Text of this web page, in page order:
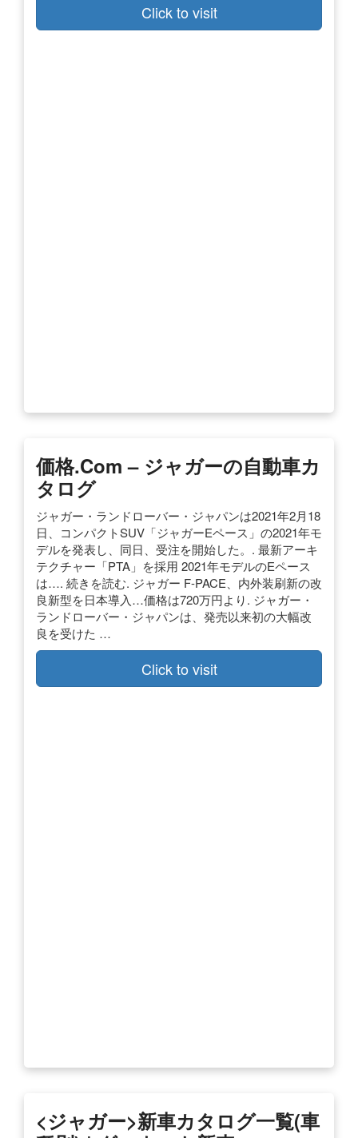
Click to visit
価格.com – ジャガーの自動車カ
タログ
ジャガー・ランドローバー・ジャパンは2021年2月18
日、コンパクトSUV「ジャガーEペース」の2021年モ
デルを発表し、同日、受注を開始した。. 最新アーキ
テクチャー「PTA」を採用 2021年モデルのEペース
は…. 続きを読む. ジャガー F-PACE、内外装刷新の改
良新型を日本導入…価格は720万円より. ジャガー・
ランドローバー・ジャパンは、発売以来初の大幅改
良を受けた …
Click to visit
<ジャガー>新車カタログ一覧(車